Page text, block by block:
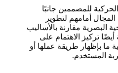
للمصممين جانبًا
المجال أمامهم لتطوير
البصرية مقارنة بالأساليب
تركيز الاهتمام على
ما بإظهار طريقة عملها أو
المستخدم.